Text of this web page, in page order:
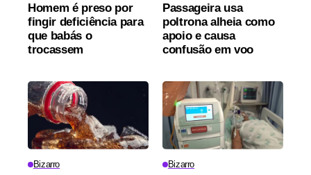
Homem é preso por
fingir deficiência para
que babás o
trocassem
Passageira usa
poltrona alheia como
apoio e causa
confusão em voo
Bizarro Bizarro